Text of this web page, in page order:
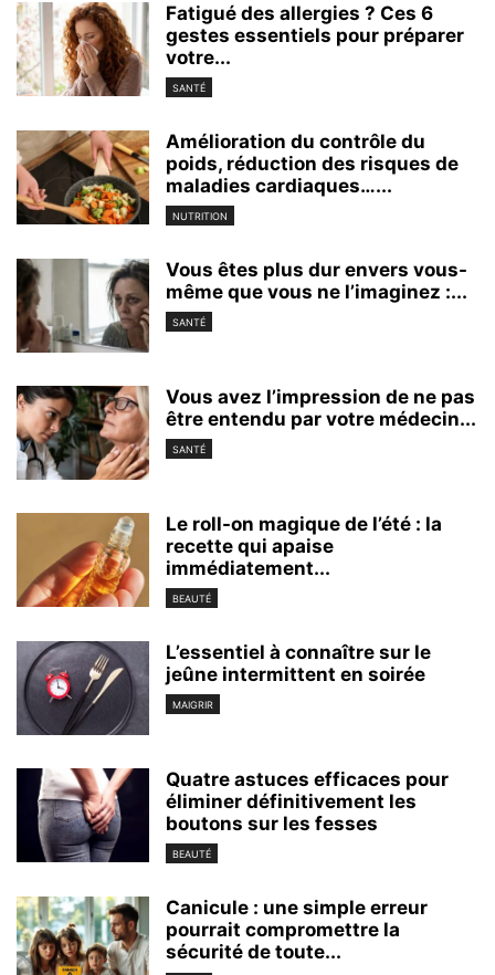
Fatigué des allergies ? Ces 6
gestes essentiels pour préparer
votre...
SANTÉ
Amélioration du contrôle du
poids, réduction des risques de
maladies cardiaques…...
NUTRITION
Vous êtes plus dur envers vous-
même que vous ne l’imaginez :...
SANTÉ
Vous avez l’impression de ne pas
être entendu par votre médecin...
SANTÉ
Le roll-on magique de l’été : la
recette qui apaise
immédiatement...
BEAUTÉ
L’essentiel à connaître sur le
jeûne intermittent en soirée
MAIGRIR
Quatre astuces efficaces pour
éliminer définitivement les
boutons sur les fesses
BEAUTÉ
Canicule : une simple erreur
pourrait compromettre la
sécurité de toute...